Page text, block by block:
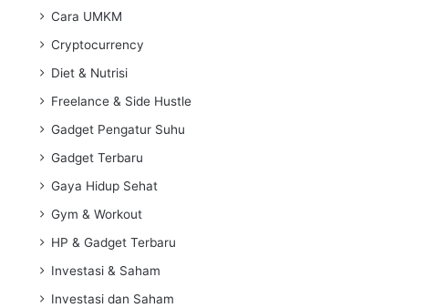
Cara UMKM
Cryptocurrency
Diet & Nutrisi
Freelance & Side Hustle
Gadget Pengatur Suhu
Gadget Terbaru
Gaya Hidup Sehat
Gym & Workout
HP & Gadget Terbaru
Investasi & Saham
Investasi dan Saham